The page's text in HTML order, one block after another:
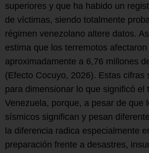
superiores y que ha habido un
de víctimas, siendo totalmente
régimen venezolano altere datos.
estima que los terremotos afectaron
aproximadamente a 6,76 millones
(Efecto Cocuyo, 2026). Estas cifras
para dimensionar lo que significó el
Venezuela, porque, a pesar de que
sísmicos significan y pesan
la diferencia radica especialmente
preparación frente a desastres,